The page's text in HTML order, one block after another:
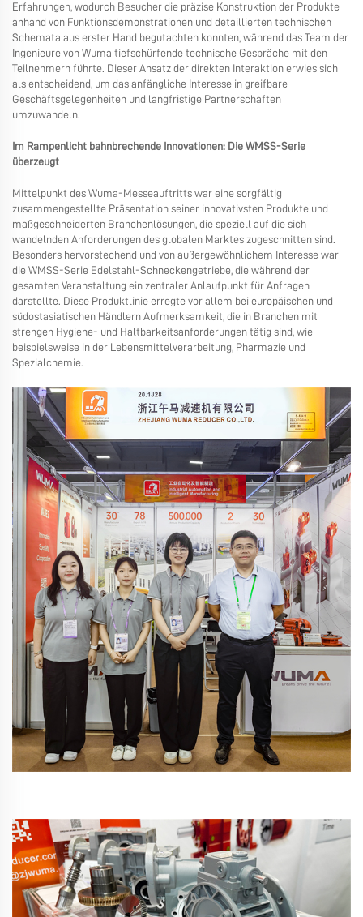
Erfahrungen, wodurch Besucher die präzise Konstruktion der Produkte
anhand von Funktionsdemonstrationen und detaillierten technischen
Schemata aus erster Hand begutachten konnten, während das Team der
Ingenieure von Wuma tiefschürfende technische Gespräche mit den
Teilnehmern führte. Dieser Ansatz der direkten Interaktion erwies sich
als entscheidend, um das anfängliche Interesse in greifbare
Geschäftsgelegenheiten und langfristige Partnerschaften
umzuwandeln.
Im Rampenlicht bahnbrechende Innovationen: Die WMSS-Serie
überzeugt
Mittelpunkt des Wuma-Messeauftritts war eine sorgfältig
zusammengestellte Präsentation seiner innovativsten Produkte und
maßgeschneiderten Branchenlösungen, die speziell auf die sich
wandelnden Anforderungen des globalen Marktes zugeschnitten sind.
Besonders hervorstechend und von außergewöhnlichem Interesse war
die WMSS-Serie Edelstahl-Schneckengetriebe, die während der
gesamten Veranstaltung ein zentraler Anlaufpunkt für Anfragen
darstellte. Diese Produktlinie erregte vor allem bei europäischen und
südostasiatischen Händlern Aufmerksamkeit, die in Branchen mit
strengen Hygiene- und Haltbarkeitsanforderungen tätig sind, wie
beispielsweise in der Lebensmittelverarbeitung, Pharmazie und
Spezialchemie.